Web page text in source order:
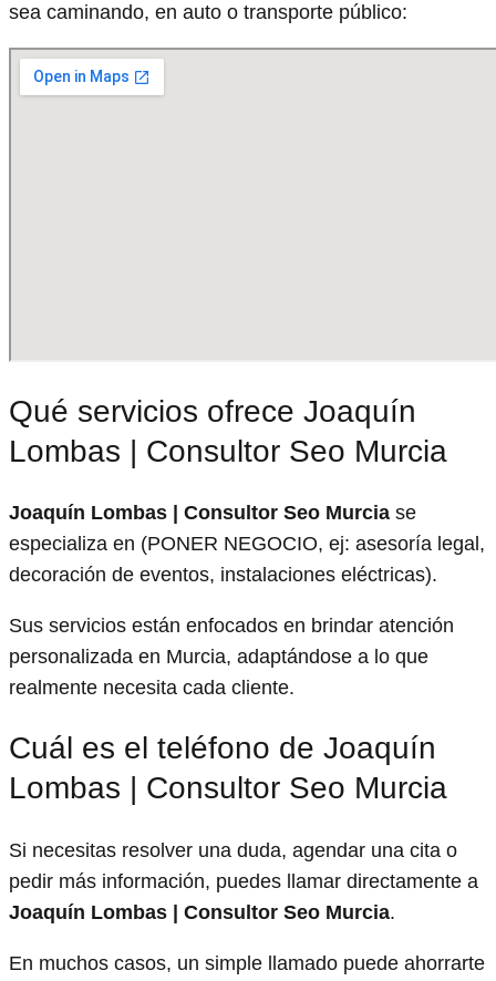
sea caminando, en auto o transporte público:
Qué servicios ofrece Joaquín
Lombas | Consultor Seo Murcia
Joaquín Lombas | Consultor Seo Murcia se
especializa en (PONER NEGOCIO, ej: asesoría legal,
decoración de eventos, instalaciones eléctricas).
Sus servicios están enfocados en brindar atención
personalizada en Murcia, adaptándose a lo que
realmente necesita cada cliente.
Cuál es el teléfono de Joaquín
Lombas | Consultor Seo Murcia
Si necesitas resolver una duda, agendar una cita o
pedir más información, puedes llamar directamente a
Joaquín Lombas | Consultor Seo Murcia.
En muchos casos, un simple llamado puede ahorrarte